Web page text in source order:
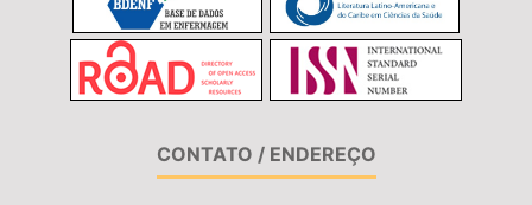
CONTATO / ENDEREÇO